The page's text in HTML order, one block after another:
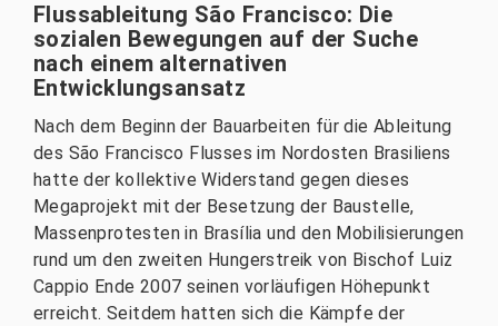
Flussableitung São Francisco: Die
sozialen Bewegungen auf der Suche
nach einem alternativen
Entwicklungsansatz
Nach dem Beginn der Bauarbeiten für die Ableitung
des São Francisco Flusses im Nordosten Brasiliens
hatte der kollektive Widerstand gegen dieses
Megaprojekt mit der Besetzung der Baustelle,
Massenprotesten in Brasília und den Mobilisierungen
rund um den zweiten Hungerstreik von Bischof Luiz
Cappio Ende 2007 seinen vorläufigen Höhepunkt
erreicht. Seitdem hatten sich die Kämpfe der